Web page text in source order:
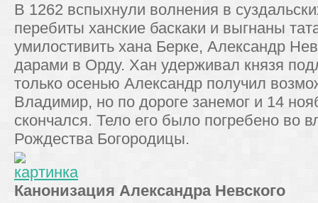
В 1262 вспыхнули волнения в
перебиты ханские баскаки и выгнаны
умилостивить хана Берке, Александр
дарами в Орду. Хан удерживал князя
только осенью Александр получил
Владимир, но по дороге занемог и 14
скончался. Тело его было погребено во
Рождества Богородицы.
Канонизация Александра Невского